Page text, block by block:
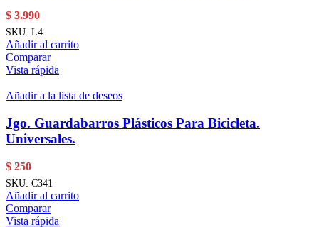
$ 3.990
SKU: L4
Añadir al carrito
Comparar
Vista rápida
Añadir a la lista de deseos
Jgo. Guardabarros Plásticos Para Bicicleta.
Universales.
$ 250
SKU: C341
Añadir al carrito
Comparar
Vista rápida